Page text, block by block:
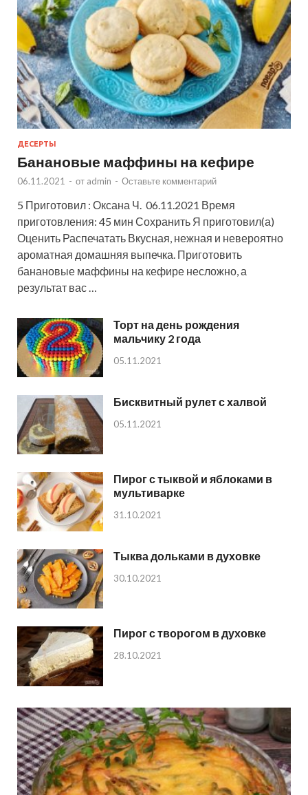
ДЕСЕРТЫ
Банановые маффины на кефире
06.11.2021 - от admin - Оставьте комментарий
5 Приготовил : Оксана Ч. 06.11.2021 Время
приготовления: 45 мин Сохранить Я приготовил(а)
Оценить Распечатать Вкусная, нежная и невероятно
ароматная домашняя выпечка. Приготовить
банановые маффины на кефире несложно, а
результат вас …
Торт на день рождения
мальчику 2 года
05.11.2021
Бисквитный рулет с халвой
05.11.2021
Пирог с тыквой и яблоками в
мультиварке
31.10.2021
Тыква дольками в духовке
30.10.2021
Пирог с творогом в духовке
28.10.2021